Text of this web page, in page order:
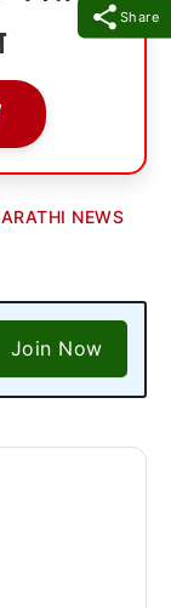
Share
NEWS
Join Now